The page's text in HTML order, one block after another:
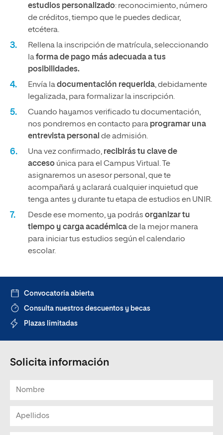
estudios personalizado: reconocimiento, número
de créditos, tiempo que le puedes dedicar,
etcétera.
Rellena la inscripción de matrícula, seleccionando
laforma de pago más adecuada a tus
posibilidades.
Envía ladocumentación requerida, debidamente
legalizada, para formalizar la inscripción.
Cuando hayamos verificado tu documentación,
nos pondremos en contacto para programar una
entrevista personal de admisión.
Una vez confirmado, recibirás tu clave de
acceso única para el Campus Virtual. Te
asignaremos un asesor personal, que te
acompañará y aclarará cualquier inquietud que
tenga antes y durante tu etapa de estudios en UNIR.
Desde ese momento, ya podrás organizar tu
tiempo y carga académicade la mejor manera
para iniciar tus estudios según el calendario
escolar.
Convocatoria abierta
Consulta nuestros descuentos y becas
Plazas limitadas
Solicita información